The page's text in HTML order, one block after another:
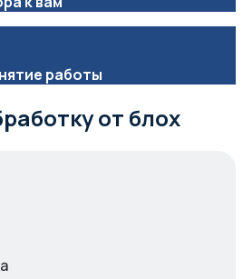
работы
от блох